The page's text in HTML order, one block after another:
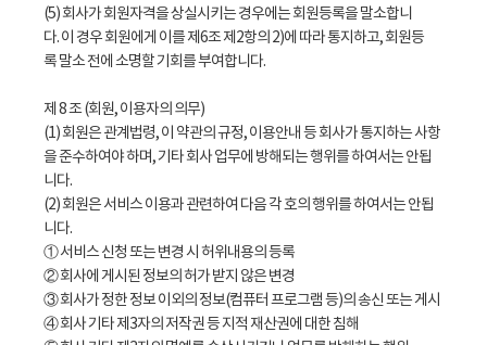
(5) 회사가 회원자격을 상실시키는 경우에는 회원등록을 말소합니
다. 이 경우 회원에게 이를 제6조 제2항의 2)에 따라 통지하고, 회원등
록 말소 전에 소명할 기회를 부여합니다.
제 8 조 (회원, 이용자의 의무)
(1) 회원은 관계법령, 이 약관의 규정, 이용안내 등 회사가 통지하는 사항
을 준수하여야 하며, 기타 회사 업무에 방해되는 행위를 하여서는 안됩
니다.
(2) 회원은 서비스 이용과 관련하여 다음 각 호의 행위를 하여서는 안됩
니다.
① 서비스 신청 또는 변경 시 허위내용의 등록
② 회사에 게시된 정보의 허가 받지 않은 변경
③ 회사가 정한 정보 이외의 정보(컴퓨터 프로그램 등)의 송신 또는 게시
④ 회사 기타 제3자의 저작권 등 지적 재산권에 대한 침해